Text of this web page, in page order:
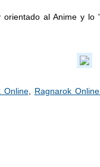
al Anime y
Online, Ragnarok